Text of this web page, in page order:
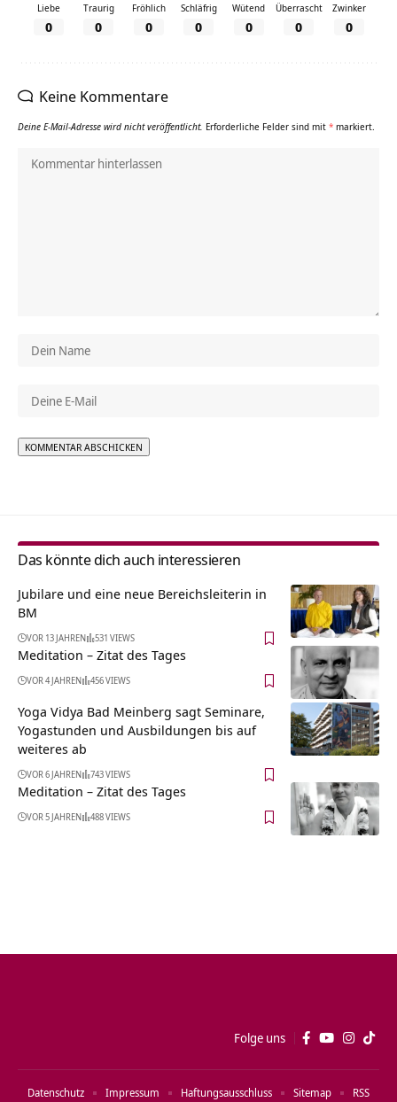
Liebe
0
Traurig
0
Fröhlich
0
Schläfrig
0
Wütend
0
Überrascht
0
Zwinker
0
Keine Kommentare
Deine E-Mail-Adresse wird nicht veröffentlicht. Erforderliche Felder sind mit * markiert.
Das könnte dich auch interessieren
Jubilare und eine neue Bereichsleiterin in
BM
VOR 13 JAHREN 531 VIEWS
Meditation – Zitat des Tages
VOR 4 JAHREN 456 VIEWS
Yoga Vidya Bad Meinberg sagt Seminare,
Yogastunden und Ausbildungen bis auf
weiteres ab
VOR 6 JAHREN 743 VIEWS
Meditation – Zitat des Tages
VOR 5 JAHREN 488 VIEWS
Folge uns
Datenschutz Impressum Haftungsausschluss Sitemap RSS